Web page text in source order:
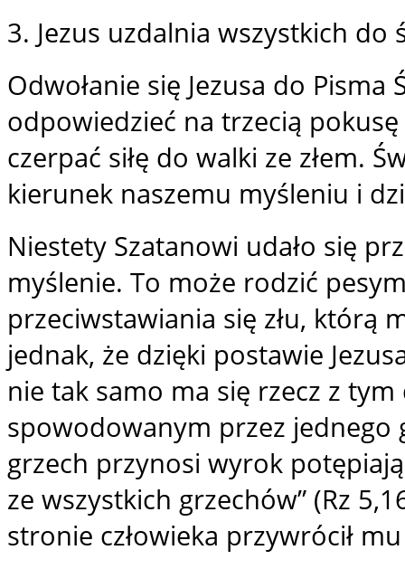
3. Jezus uzdalnia wszystkich do
Odwołanie się Jezusa do
odpowiedzieć na trzecią
czerpać siłę do walki ze złem.
kierunek naszemu myśleniu i
Niestety Szatanowi udało się
myślenie. To może rodzić
przeciwstawiania się złu, którą
jednak, że dzięki postawie
nie tak samo ma się rzecz z
spowodowanym przez jednego
grzech przynosi wyrok
ze wszystkich grzechów” (Rz
stronie człowieka przywrócił